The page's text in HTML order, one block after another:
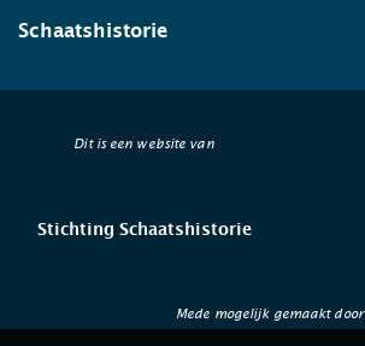
Schaatshistorie
Dit is een website van
Stichting Schaatshistorie
Mede mogelijk gemaakt door